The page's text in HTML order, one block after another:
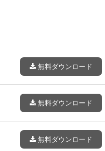
無料ダウンロード
無料ダウンロード
無料ダウンロード